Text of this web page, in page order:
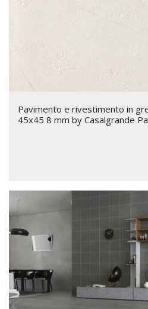
Pavimento e rivestimento in
45x45 8 mm by Casalgrande